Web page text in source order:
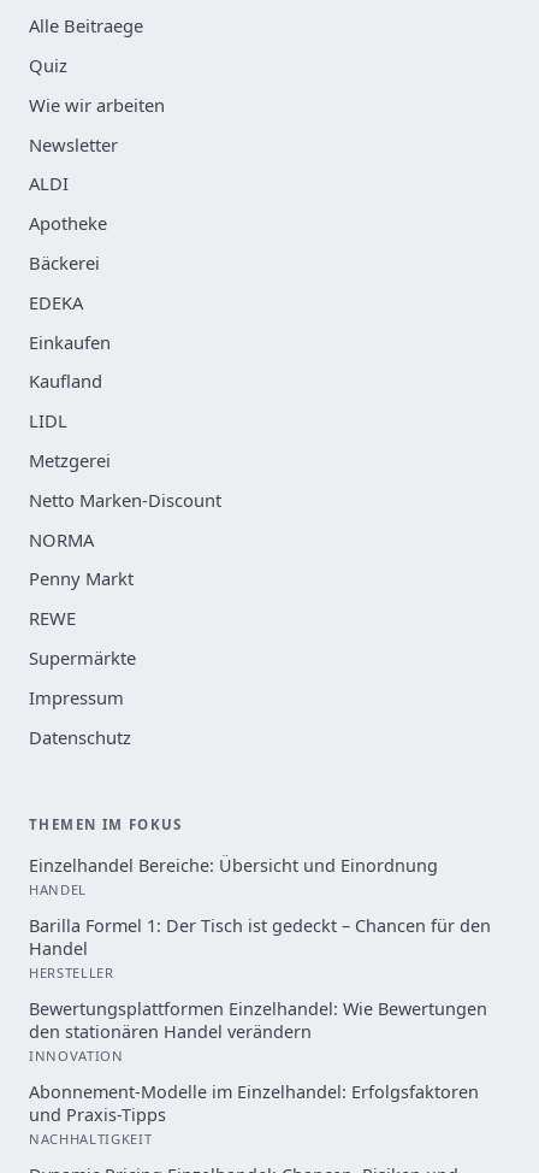
Alle Beitraege
Quiz
Wie wir arbeiten
Newsletter
ALDI
Apotheke
Bäckerei
EDEKA
Einkaufen
Kaufland
LIDL
Metzgerei
Netto Marken-Discount
NORMA
Penny Markt
REWE
Supermärkte
Impressum
Datenschutz
THEMEN IM FOKUS
Einzelhandel Bereiche: Übersicht und Einordnung
HANDEL
Barilla Formel 1: Der Tisch ist gedeckt – Chancen für den
Handel
HERSTELLER
Bewertungsplattformen Einzelhandel: Wie Bewertungen
den stationären Handel verändern
INNOVATION
Abonnement-Modelle im Einzelhandel: Erfolgsfaktoren
und Praxis-Tipps
NACHHALTIGKEIT